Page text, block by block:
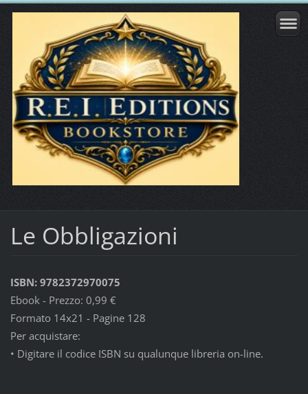
Le Obbligazioni
ISBN: 9782372970075
Ebook - Prezzo: 0,99 €
Formato 14x21 - Pagine 128
Per acquistare:
• Digitare il codice ISBN su qualunque libreria on-line.